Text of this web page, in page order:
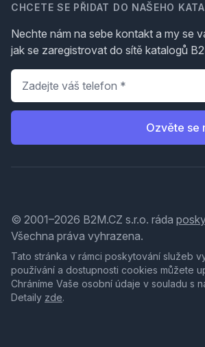
CHCETE SE PŘIDAT DO NAŠEHO
Nechte nám na sebe kontakt a my se
jak se zaregistrovat do sítě katalogů
Telefon
Ozvěte se
© 2001–2026 B2M.CZ s.r.o. ráda
Všechna práva vyhrazena.
Tato stránka v rámci poskytování služeb
používání a dostupnosti cookies můžete
Chráníme Vaše osobní údaje v souladu s
Detaily zde.